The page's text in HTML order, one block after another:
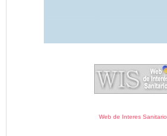
Web de Interes Sanitario